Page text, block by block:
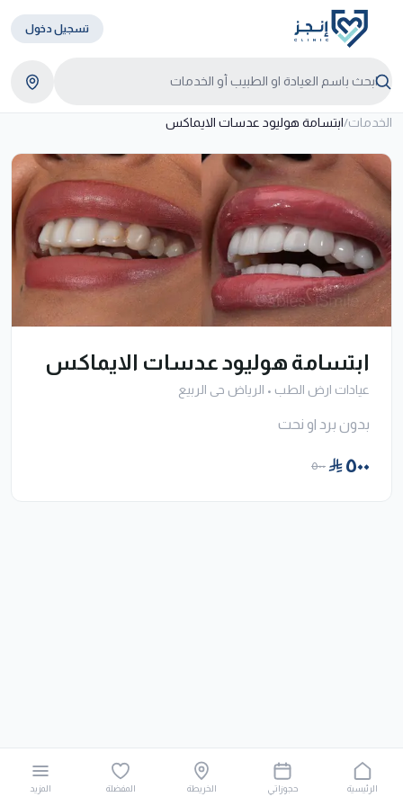
تسجيل دخول
الخدمات/ابتسامة هوليود عدسات الايماكس
ابتسامة هوليود عدسات الايماكس
عيادات ارض الطب • الرياض حى الربيع
بدون برد او نحت
٥٠٠ ٥٠٠
الرئيسية حجوزاتي الخريطة المفضلة المزيد